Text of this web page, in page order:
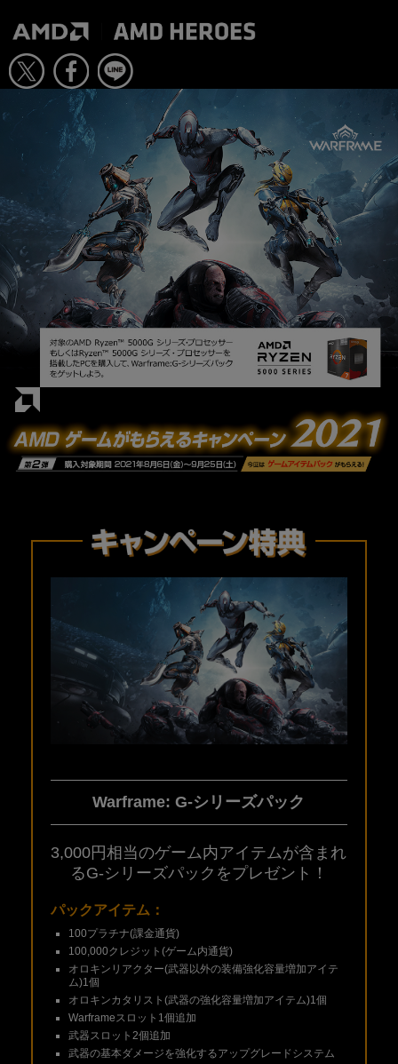
Warframe: G-シリーズパック
3,000円相当のゲーム内アイテムが含まれ
るG-シリーズパックをプレゼント！
パックアイテム：
100プラチナ(課金通貨)
100,000クレジット(ゲーム内通貨)
オロキンリアクター(武器以外の装備強化容量増加アイテ
ム)1個
オロキンカタリスト(武器の強化容量増加アイテム)1個
Warframeスロット1個追加
武器スロット2個追加
武器の基本ダメージを強化するアップグレードシステム